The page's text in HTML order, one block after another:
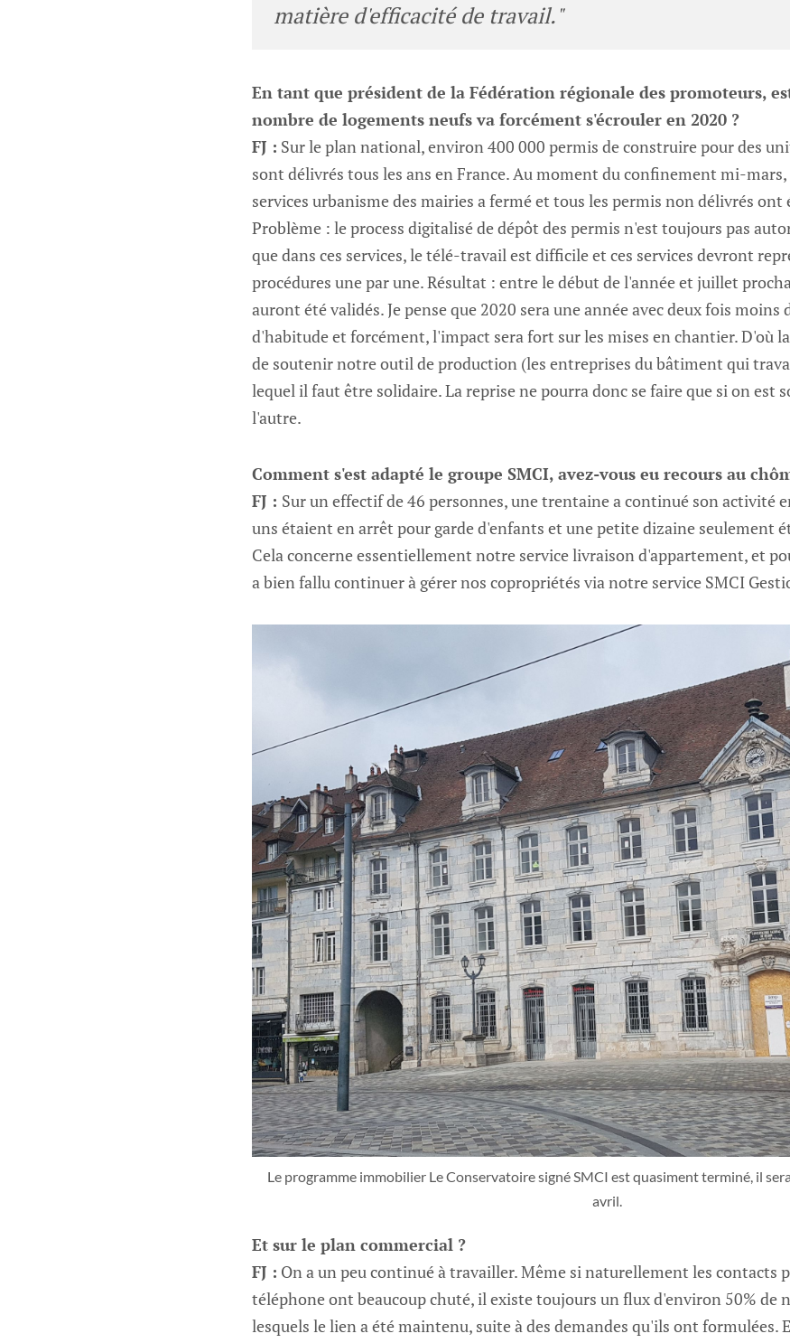
matière d'efficacité de travail."
En tant que président de la Fédération régionale des promoteurs,
nombre de logements neufs va forcément s'écrouler en 2020 ?
FJ : Sur le plan national, environ 400 000 permis de construire pour des
sont délivrés tous les ans en France. Au moment du confinement mi-
services urbanisme des mairies a fermé et tous les permis non délivrés ont
Problème : le process digitalisé de dépôt des permis n'est toujours pas
que dans ces services, le télé-travail est difficile et ces services devront
procédures une par une. Résultat : entre le début de l'année et juillet
auront été validés. Je pense que 2020 sera une année avec deux fois moins
d'habitude et forcément, l'impact sera fort sur les mises en chantier. D'où
de soutenir notre outil de production (les entreprises du bâtiment qui
lequel il faut être solidaire. La reprise ne pourra donc se faire que si on est
l'autre.
Comment s'est adapté le groupe SMCI, avez-vous eu recours au
FJ : Sur un effectif de 46 personnes, une trentaine a continué son activité
uns étaient en arrêt pour garde d'enfants et une petite dizaine seulement
Cela concerne essentiellement notre service livraison d'appartement, et
a bien fallu continuer à gérer nos copropriétés via notre service SMCI
Le programme immobilier Le Conservatoire signé SMCI est quasiment terminé, il
avril.
Et sur le plan commercial ?
FJ : On a un peu continué à travailler. Même si naturellement les contacts
téléphone ont beaucoup chuté, il existe toujours un flux d'environ 50% de
lesquels le lien a été maintenu, suite à des demandes qu'ils ont formulées.